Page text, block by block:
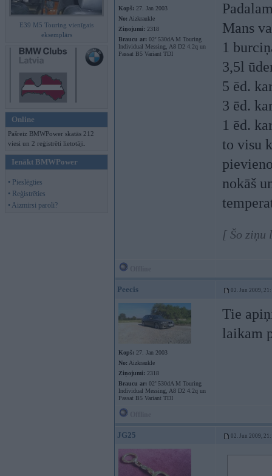
E39 M5 Touring vienīgais
eksemplārs
Online
Pašreiz BMWPower skatās 212
viesi un 2 reģistrēti lietotāji.
Ienākt BMWPower
• Pieslēgties
• Reģistrēties
• Aizmirsi paroli?
Kopš: 27. Jan 2003
No: Aizkraukle
Ziņojumi: 2318
Braucu ar: 02’ 530dA M Touring
Individual Messing, A8 D2 4.2q un
Passat B5 Variant TDI
Mans
1
3,5l
5 ēd.
3 ēd.
1 ēd.
to visu
nokāš
[ Šo ziņu
Peecis 02. Jun 2009,
Kopš: 27. Jan 2003
No: Aizkraukle
Ziņojumi: 2318
Braucu ar: 02’ 530dA M Touring
Individual Messing, A8 D2 4.2q un
Passat B5 Variant TDI
Tie
laikam
JG25 02. Jun 2009,